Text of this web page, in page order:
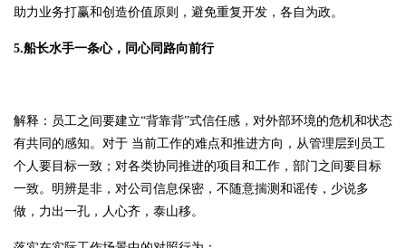
助力业务打赢和创造价值原则，避免重复开发，各自为政。
5.船长水手一条心，同心同路向前行
解释：员工之间要建立“背靠背”式信任感，对外部环境的危机和状态
有共同的感知。对于 当前工作的难点和推进方向，从管理层到员工
个人要目标一致；对各类协同推进的项目和工作，部门之间要目标
一致。明辨是非，对公司信息保密，不随意揣测和谣传，少说多
做，力出一孔，人心齐，泰山移。